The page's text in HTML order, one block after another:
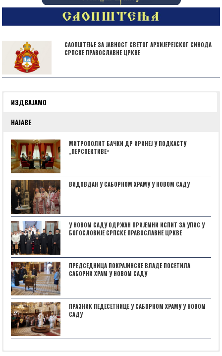
САОПШТЕЊЕ ЗА ЈАВНОСТ СВЕТОГ АРХИЈЕРЕЈСКОГ СИНОДА
СРПСКЕ ПРАВОСЛАВНЕ ЦРКВЕ
ИЗДВАЈАМО
НАЈАВЕ
МИТРОПОЛИТ БАЧКИ ДР ИРИНЕЈ У ПОДКАСТУ
„ПЕРСПЕКТИВЕˮ
ВИДОВДАН У САБОРНОМ ХРАМУ У НОВОМ САДУ
У НОВОМ САДУ ОДРЖАН ПРИЈЕМНИ ИСПИТ ЗА УПИС У
БОГОСЛОВИЈЕ СРПСКЕ ПРАВОСЛАВНЕ ЦРКВЕ
ПРЕДСЕДНИЦА ПОКРАЈИНСКЕ ВЛАДЕ ПОСЕТИЛА
САБОРНИ ХРАМ У НОВОМ САДУ
ПРАЗНИК ПЕДЕСЕТНИЦЕ У САБОРНОМ ХРАМУ У НОВОМ
САДУ